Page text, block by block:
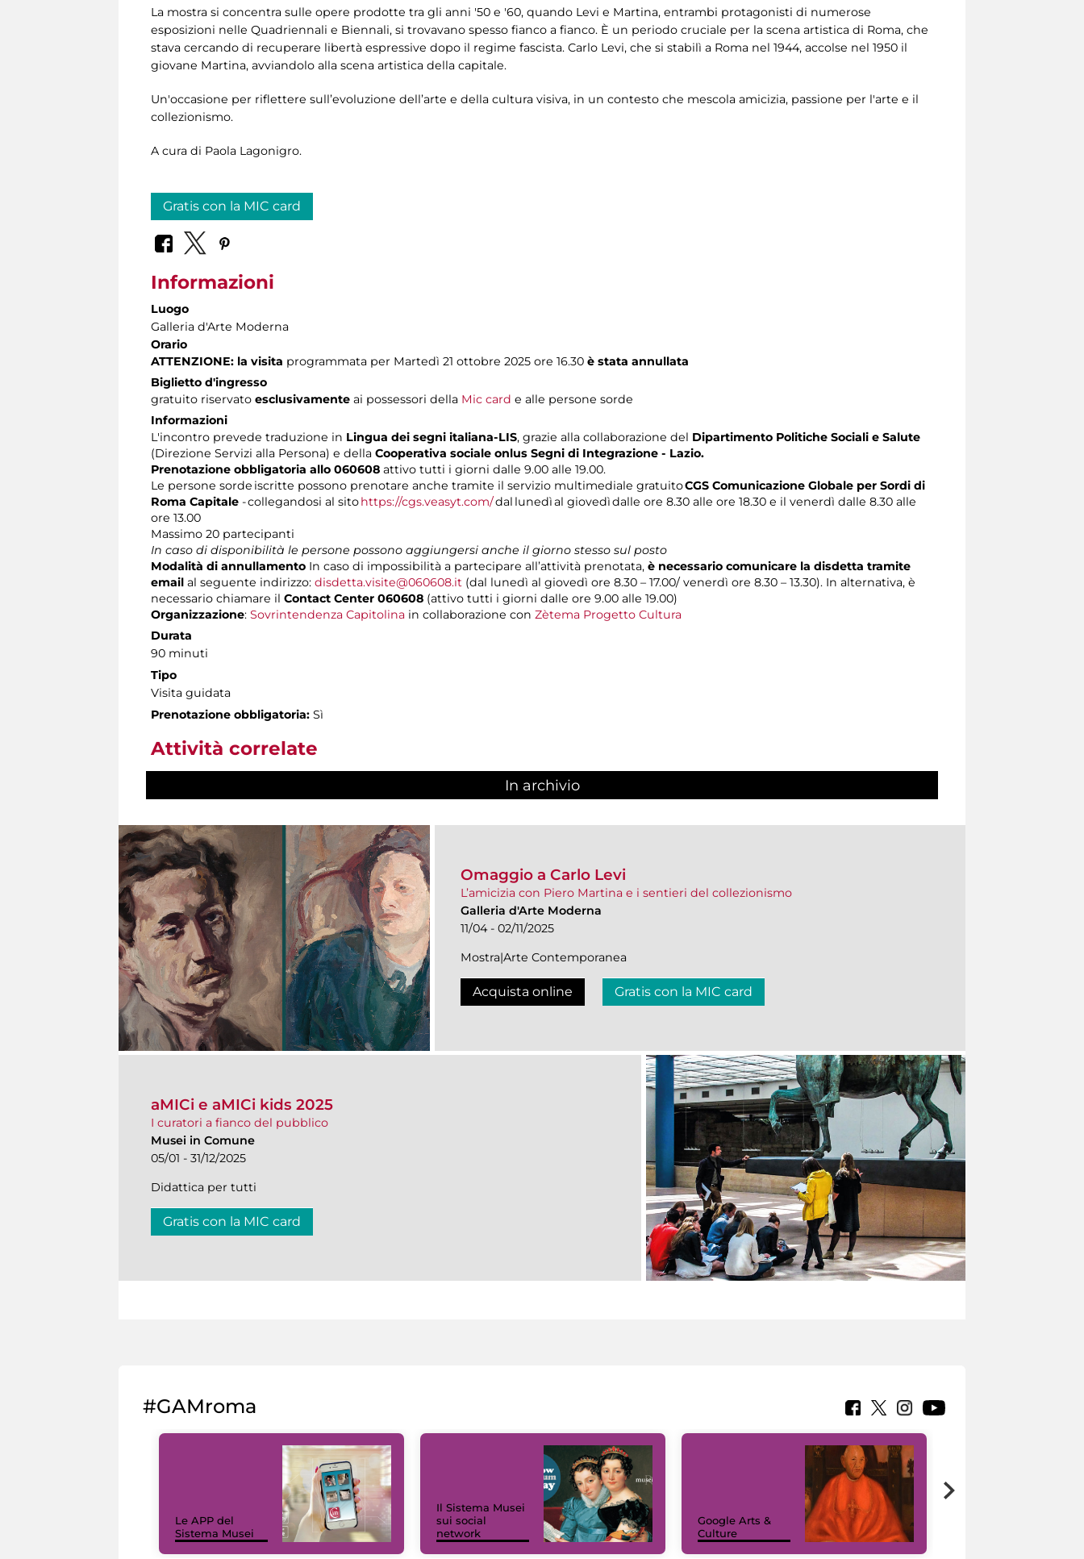
La mostra si concentra sulle opere prodotte tra gli anni '50 e '60, quando Levi e Martina, entrambi protagonisti di numerose
esposizioni nelle Quadriennali e Biennali, si trovavano spesso fianco a fianco. È un periodo cruciale per la scena artistica di Roma, che
stava cercando di recuperare libertà espressive dopo il regime fascista. Carlo Levi, che si stabilì a Roma nel 1944, accolse nel 1950 il
giovane Martina, avviandolo alla scena artistica della capitale.
Un'occasione per riflettere sull’evoluzione dell’arte e della cultura visiva, in un contesto che mescola amicizia, passione per l'arte e il
collezionismo.
A cura di Paola Lagonigro.
Gratis con la MIC card
Informazioni
Luogo
Galleria d'Arte Moderna
Orario
ATTENZIONE: la visita programmata per Martedì 21 ottobre 2025 ore 16.30 è stata annullata
Biglietto d'ingresso
gratuito riservato esclusivamente ai possessori della Mic card e alle persone sorde
Informazioni
L'incontro prevede traduzione in Lingua dei segni italiana-LIS, grazie alla collaborazione del Dipartimento Politiche Sociali e Salute
(Direzione Servizi alla Persona) e della Cooperativa sociale onlus Segni di Integrazione - Lazio.
Prenotazione obbligatoria allo 060608 attivo tutti i giorni dalle 9.00 alle 19.00.
Le persone sorde iscritte possono prenotare anche tramite il servizio multimediale gratuitoCGS Comunicazione Globale per Sordi di
Roma Capitale - collegandosi al sitohttps://cgs.veasyt.com/dal lunedì al giovedì dalle ore 8.30 alle ore 18.30 e il venerdì dalle 8.30 alle
ore 13.00
Massimo 20 partecipanti
In caso di disponibilità le persone possono aggiungersi anche il giorno stesso sul posto
Modalità di annullamento In caso di impossibilità a partecipare all’attività prenotata, è necessario comunicare la disdetta tramite
email al seguente indirizzo: disdetta.visite@060608.it (dal lunedì al giovedì ore 8.30 – 17.00/ venerdì ore 8.30 – 13.30). In alternativa, è
necessario chiamare il Contact Center 060608 (attivo tutti i giorni dalle ore 9.00 alle 19.00)
Organizzazione: Sovrintendenza Capitolina in collaborazione con Zètema Progetto Cultura
Durata
90 minuti
Tipo
Visita guidata
Prenotazione obbligatoria: Sì
Attività correlate
In archivio
Omaggio a Carlo Levi
L’amicizia con Piero Martina e i sentieri del collezionismo
Galleria d'Arte Moderna
11/04 - 02/11/2025
Mostra|Arte Contemporanea
Acquista online Gratis con la MIC card
aMICi e aMICi kids 2025
I curatori a fianco del pubblico
Musei in Comune
05/01 - 31/12/2025
Didattica per tutti
Gratis con la MIC card
#GAMroma
Le APP del
Sistema Musei
Il Sistema Musei
sui social
network
Google Arts &
Culture